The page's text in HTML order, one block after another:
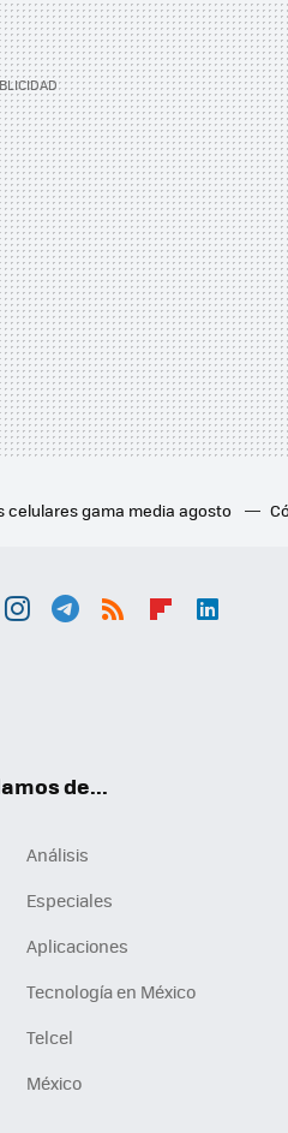
celulares gama media agosto
de...
Análisis
Especiales
Aplicaciones
Tecnología en México
Telcel
México